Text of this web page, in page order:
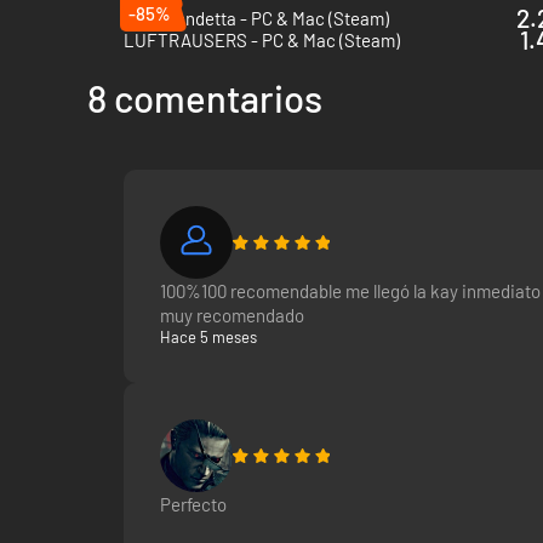
Streets of Rage 4 será la primera entrega de la saga
dibujadas a mano, nuevas habilidades de combate y
Final Vendetta - PC & Mac (Steam)
-85%
LUFTRAUSERS - PC & Mac (Steam)
8 comentarios
100%100 recomendable me llegó la kay inmediato
muy recomendado
Hace 5 meses
Perfecto